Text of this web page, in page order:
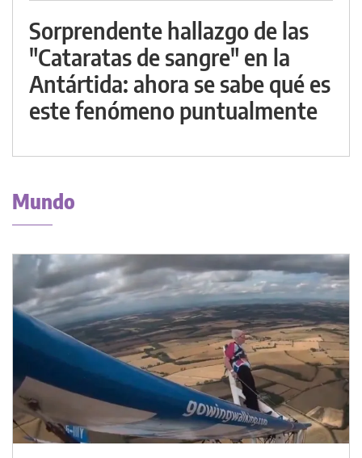
Sorprendente hallazgo de las
"Cataratas de sangre" en la
Antártida: ahora se sabe qué es
este fenómeno puntualmente
Mundo